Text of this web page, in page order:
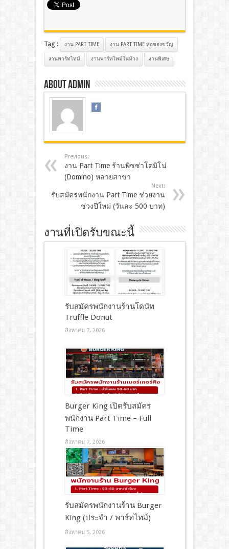
Tag : งาน PART TIME งาน PART TIME ห่อของขวัญ
งานพาร์ทไทม์ งานพาร์ทไทม์ในห้าง งานพิเศษ
About admin
Previous:
งาน Part Time ร้านพิซซ่าโดมิโน่
(Domino) หลายสาขา
Next:
รับสมัครพนักงาน Part Time ช่วยงาน
ช่วงปีใหม่ (วันละ 500 บาท)
งานที่เปิดรับขณะนี้
รับสมัครพนักงานร้านโดนัท
Truffle Donut
สิงหาคม 7, 2026
Burger King เปิดรับสมัคร
พนักงาน Part Time – Full
Time
สิงหาคม 7, 2026
รับสมัครพนักงานร้าน Burger
King (ประจำ / พาร์ทไทม์)
สิงหาคม 5, 2026